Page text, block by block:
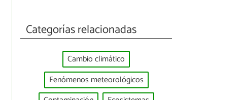
Categorías relacionadas
Cambio climático
Fenómenos meteorológicos